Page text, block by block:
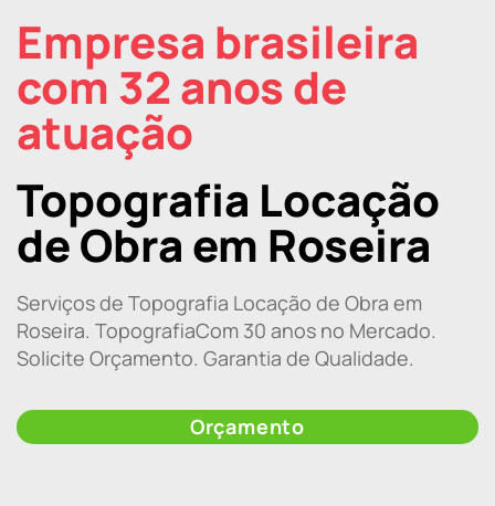
Empresa brasileira
com 32 anos de
atuação
Topografia Locação
de Obra em Roseira
Serviços de Topografia Locação de Obra em
Roseira. TopografiaCom 30 anos no Mercado.
Solicite Orçamento. Garantia de Qualidade.
Orçamento